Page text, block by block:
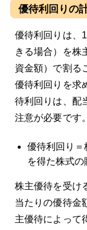
優待利回りの
優待利回りは、
きる場合）を株
資金額）で割る
優待利回りを求
待利回りは、配
注意が必要です。
優待利回り＝
を得た株式の
株主優待を受け
当たりの優待金
主優待によって